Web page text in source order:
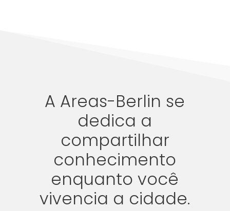
A Areas-Berlin se
dedica a
compartilhar
conhecimento
enquanto você
vivencia a cidade.